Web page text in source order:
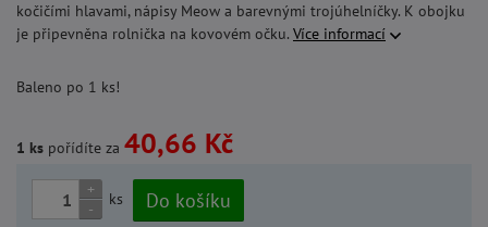
kočičími hlavami, nápisy Meow a barevnými trojúhelníčky. K obojku
je připevněna rolnička na kovovém očku. Více informací
Baleno po 1 ks!
1 ks pořídíte za 40,66 Kč
+
-
ks Do košíku